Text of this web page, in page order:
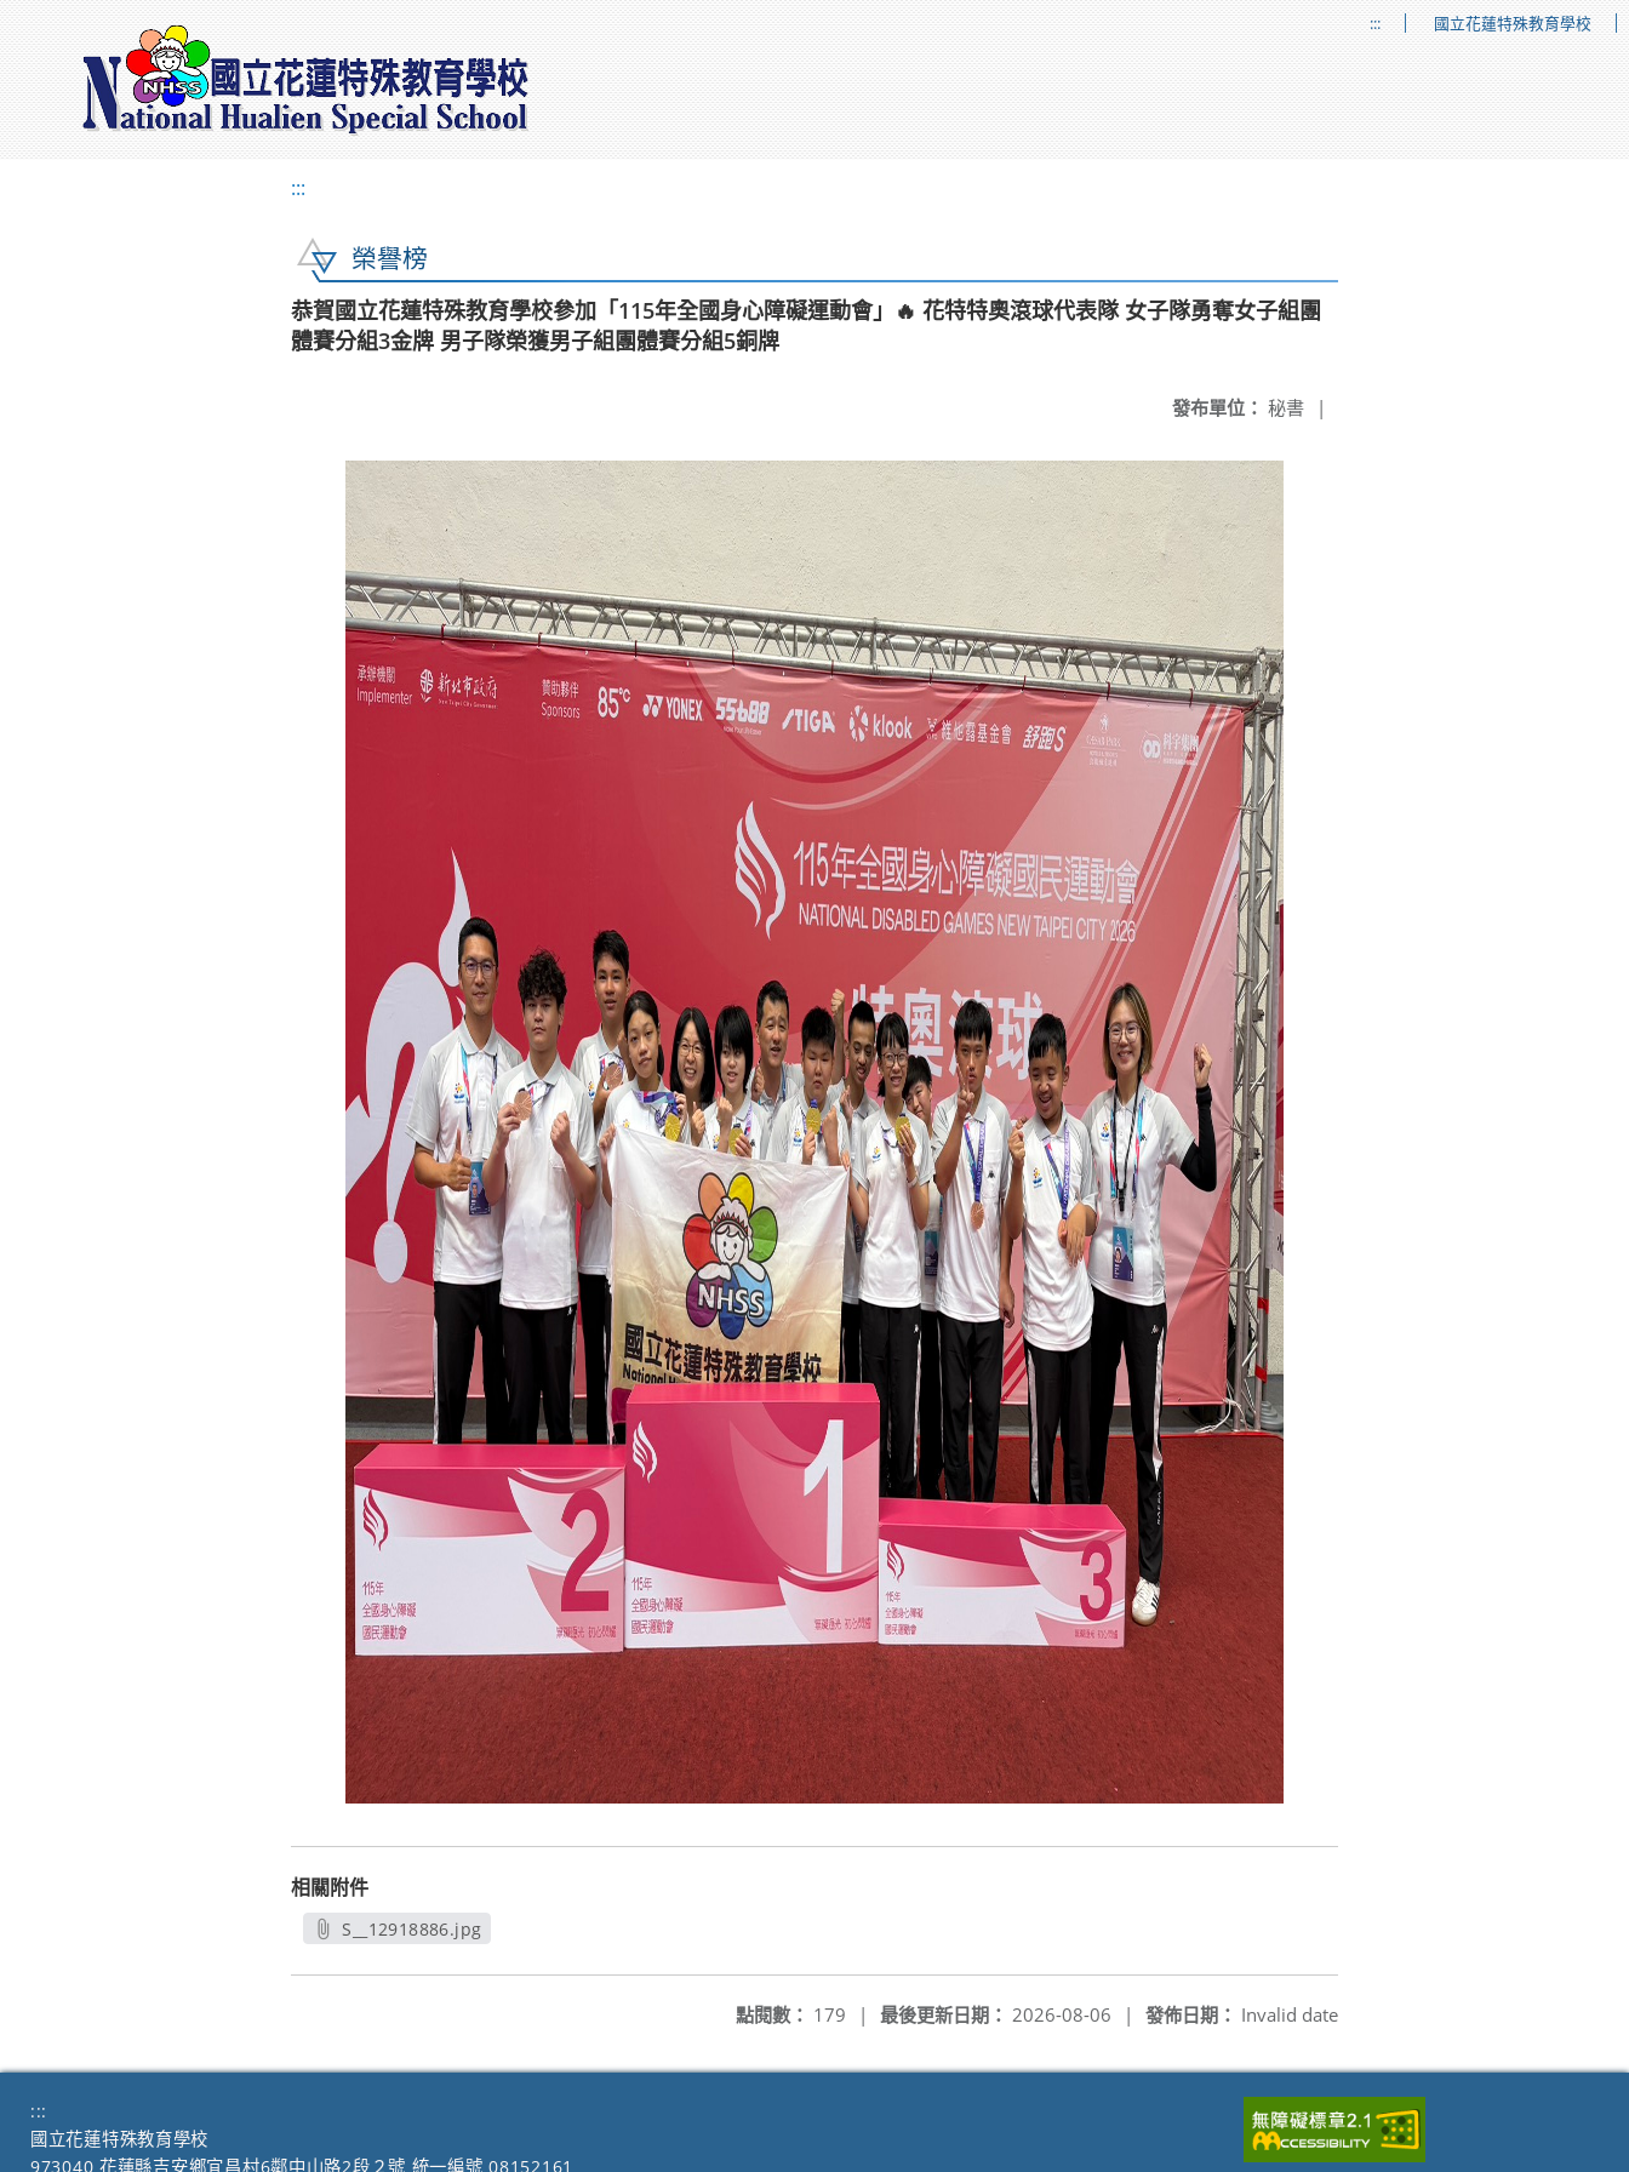
::: 國立花蓮特殊教育學校
:::
榮譽榜
恭賀國立花蓮特殊教育學校參加「115年全國身心障礙運動會」🔥 花特特奧滾球代表隊 女子隊勇奪女子組團
體賽分組3金牌 男子隊榮獲男子組團體賽分組5銅牌
發布單位： 秘書 |
相關附件
S__12918886.jpg
發佈日期： Invalid date
最後更新日期： 2026-08-06 |
點閱數： 179 |
:::
國立花蓮特殊教育學校
973040 花蓮縣吉安鄉宜昌村6鄰中山路2段２號 統一編號 08152161